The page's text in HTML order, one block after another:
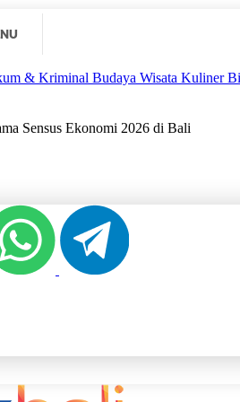
& Kriminal Budaya Wisata Kuliner
Sensus Ekonomi 2026 di Bali